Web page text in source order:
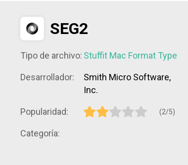
SEG2
Tipo de archivo: Stuffit Mac Format Type
Desarrollador:
Smith Micro Software,
Inc.
Popularidad: (2/5)
Categoría: